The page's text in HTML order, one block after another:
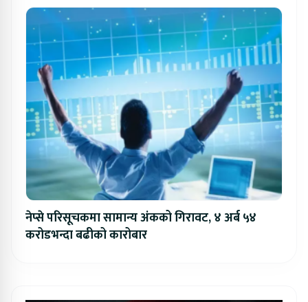
नेप्से परिसूचकमा सामान्य अंकको गिरावट, ४ अर्ब ५४
करोडभन्दा बढीको कारोबार